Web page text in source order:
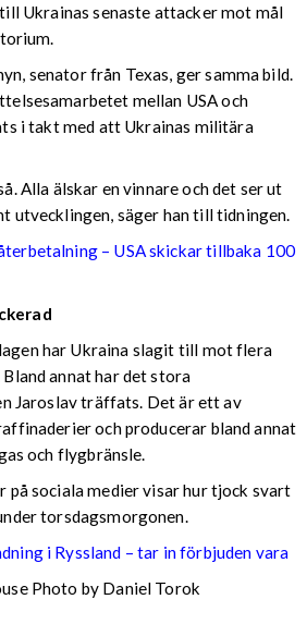
Ukrainas senaste attacker mot mål
senator från Texas, ger samma bild.
mellan USA och
i takt med att Ukrainas militära
Alla älskar en vinnare och det ser ut
utvecklingen, säger han till tidningen.
– USA skickar tillbaka 100
har Ukraina slagit till mot flera
annat har det stora
Jaroslav träffats. Det är ett av
och producerar bland annat
och flygbränsle.
på sociala medier visar hur tjock svart
torsdagsmorgonen.
i Ryssland – tar in förbjuden vara
Photo by Daniel Torok